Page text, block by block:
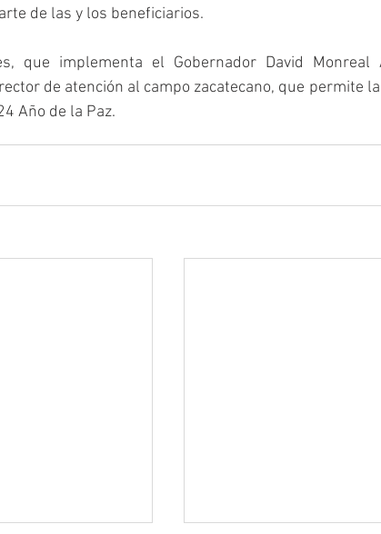
de las y los beneficiarios.
que implementa el Gobernador David Monreal
de atención al campo zacatecano, que permite
Año de la Paz.